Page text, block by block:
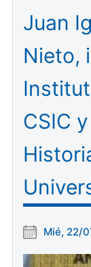
Juan
Nieto,
CSIC
Mié, 22/